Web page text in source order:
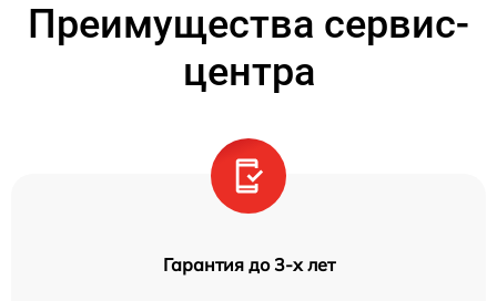
Преимущества сервис-
центра
Гарантия до 3-х лет